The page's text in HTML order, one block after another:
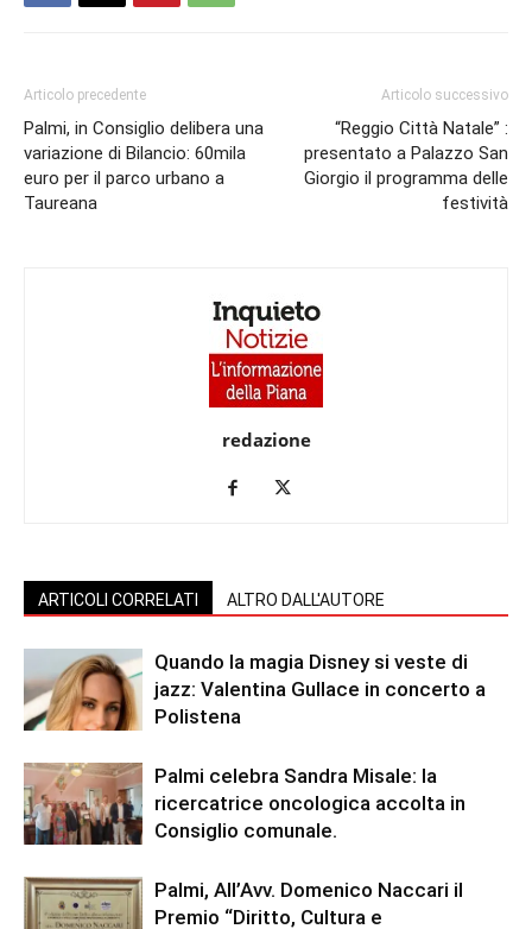
Articolo precedente
Palmi, in Consiglio delibera una
variazione di Bilancio: 60mila
euro per il parco urbano a
Taureana
Articolo successivo
“Reggio Città Natale” :
presentato a Palazzo San
Giorgio il programma delle
festività
redazione
ARTICOLI CORRELATI ALTRO DALL'AUTORE
Quando la magia Disney si veste di
jazz: Valentina Gullace in concerto a
Polistena
Palmi celebra Sandra Misale: la
ricercatrice oncologica accolta in
Consiglio comunale.
Palmi, All’Avv. Domenico Naccari il
Premio “Diritto, Cultura e